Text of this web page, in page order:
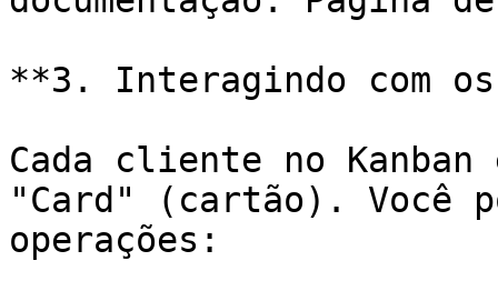
**3. Interagindo com
Cada cliente no
"Card" (cartão). Você
operações: